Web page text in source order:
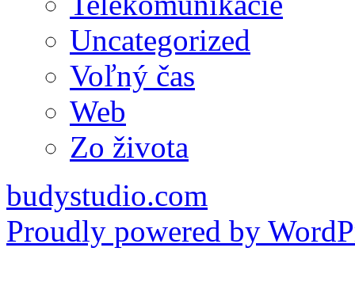
Uncategorized
Voľný čas
Web
Zo života
budystudio.com
Proudly powered by